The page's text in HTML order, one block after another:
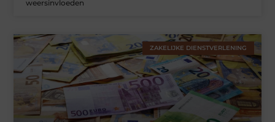
weersinvloeden
ZAKELIJKE DIENSTVERLENING